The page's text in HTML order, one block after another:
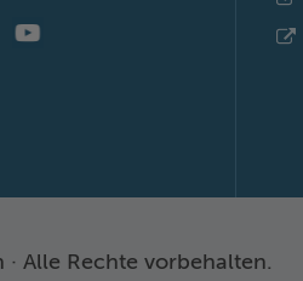
Alle Rechte vorbehalten.